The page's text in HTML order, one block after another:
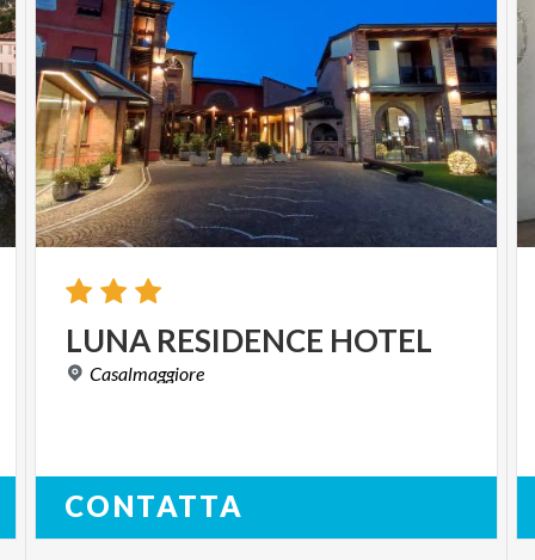
LUNA RESIDENCE HOTEL
Casalmaggiore
CONTATTA